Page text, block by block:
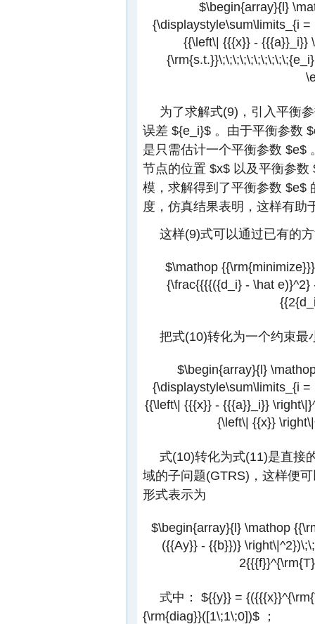
$\begin{array}{l}
{\displaystyle\sum\limits_{i
{{\left\| {{{x}} - {{{a}}_i}}
为了求解式(9)，引入平衡
误差 ${e_i}$ 。由于平衡参数
是只需估计一个平衡参数 $e$
节点的位置 $x$ 以及平衡参数
模，求解得到了平衡参数 $e$
度，仿真结果表明，这样有助
这样(9)式可以通过已有的
$\mathop
{\frac{{{{({d_i} - \hat
把式(10)转化为一个约束最
$\begin{array}{l}
{\displaystyle\sum\limits_{i
{{\left\| {{{x}} - {{{a}}_i}}
{\left\| {{x}}
式(10)转化为式(11)是直接
域的子问题(GTRS)，这样便
形式表示为
$\begin{array}{l} \mathop
({{Ay}} - {{b}})}
式中：
${{y}} =
{\rm{diag}}([1\;1\;0])$
；